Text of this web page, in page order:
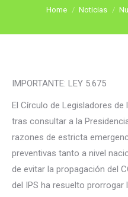
You are here:
Home Noticias
IMPORTANTE: LEY 5.675
El Círculo de Legisladores de
tras consultar a la
razones de estricta
preventivas tanto a nivel
de evitar la propagación del
del IPS ha resuelto prorrogar